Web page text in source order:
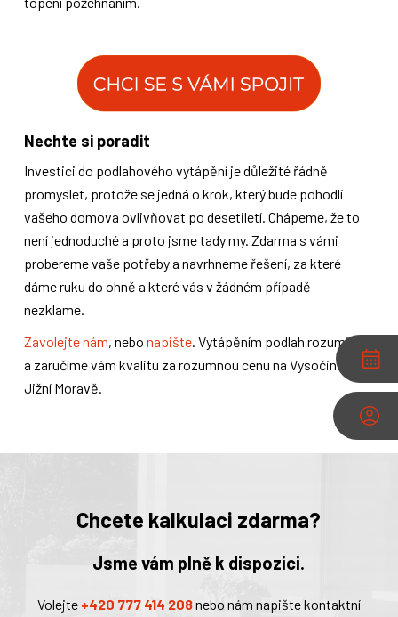
Nechte si poradit
Investici do podlahového vytápění je důležité řádně
promyslet, protože se jedná o krok, který bude pohodlí
vašeho domova ovlivňovat po desetiletí. Chápeme, že to
není jednoduché a proto jsme tady my. Zdarma s vámi
probereme vaše potřeby a navrhneme řešení, za které
dáme ruku do ohně a které vás v žádném případě
nezklame.
Zavolejte nám, nebo napište. Vytápěním podlah rozumíme
a zaručíme vám kvalitu za rozumnou cenu na Vysočině a
Jižní Moravě.
Chcete kalkulaci zdarma?
Jsme vám plně k dispozici.
Volejte +420 777 414 208nebo nám napište kontaktní